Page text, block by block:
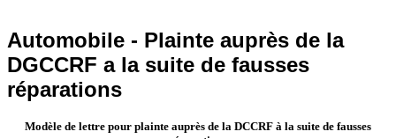
Automobile - Plainte auprès de la
DGCCRF a la suite de fausses
réparations
Modèle de lettre pour plainte auprès de la DCCRF à la suite de fausses